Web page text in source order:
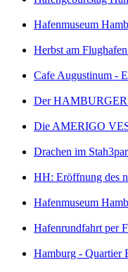
Hafenmuseum
Herbst am
Cafe Augustinum -
Der HAMBURGER
Die AMERIGO
Drachen im
HH: Eröffnung des
Hafenmuseum
Hafenrundfahrt per
Hamburg - Quartier